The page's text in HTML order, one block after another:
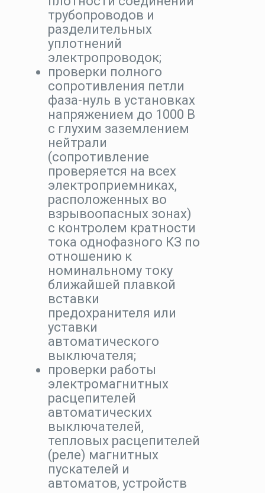
трубопроводов и
разделительных
уплотнений
электропроводок;
проверки полного
сопротивления петли
фаза-нуль в установках
напряжением до 1000 В
с глухим заземлением
нейтрали
(сопротивление
проверяется на всех
электроприемниках,
расположенных во
взрывоопасных зонах)
с контролем кратности
тока однофазного КЗ по
отношению к
номинальному току
ближайшей плавкой
вставки
предохранителя или
уставки
автоматического
выключателя;
проверки работы
электромагнитных
расцепителей
автоматических
выключателей,
тепловых расцепителей
(реле) магнитных
пускателей и
автоматов, устройств